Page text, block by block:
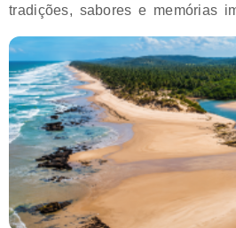
tradições, sabores e memórias